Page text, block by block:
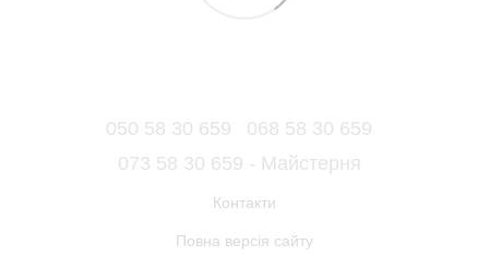
050 58 30 659
068 58 30 659
073 58 30 659 - Майстерня
Контакти
Повна версія сайту